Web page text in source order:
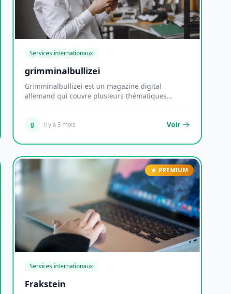
Services internationaux
grimminalbullizei
Grimminalbullizei est un magazine digital
allemand qui couvre plusieurs thématiques
g il y a 3 mois Voir
PREMIUM
Services internationaux
Frakstein